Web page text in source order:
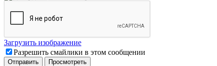
Загрузить изображение
Разрешить смайлики в этом сообщении